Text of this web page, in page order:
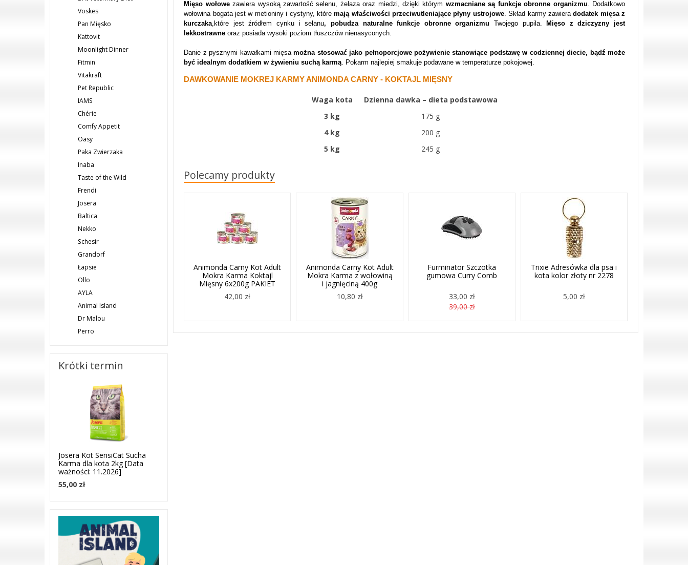
Mięso wołowezawiera wysoką zawartość selenu, żelaza oraz miedzi, dzięki którym wzmacniane są funkcje obronne organizmu. Dodatkowo
wołowina bogata jest w metioniny i cystyny, któremają właściwości przeciwutleniające płyny ustrojowe. Skład karmy zawieradodatek mięsa z
kurczaka,które jest źródłem cynku i selanu, pobudza naturalne funkcje obronne organizmu Twojego pupila.
Mięso z dziczyzny jest
lekkostrawne oraz posiada wysoki poziom tłuszczów nienasyconych.
Danie z pysznymi kawałkami mięsamożna stosować jako pełnoporcjowe pożywienie stanowiące podstawę w codziennej diecie, bądź może
być idealnym dodatkiem w żywieniu suchą karmą. Pokarm najlepiej smakuje podawane w temperaturze pokojowej.
DAWKOWANIE MOKREJ KARMY ANIMONDA CARNY - KOKTAJL MIĘSNY
Waga kota
Dzienna dawka – dieta podstawowa
3 kg
175 g
4 kg
200 g
5 kg
245 g
Polecamy produkty
Animonda Carny Kot Adult
Mokra Karma Koktajl
Mięsny 6x200g PAKIET
42,00 zł
Animonda Carny Kot Adult
Mokra Karma z wołowiną
i jagnięciną 400g
10,80 zł
Furminator Szczotka
gumowa Curry Comb
33,00 zł
39,00 zł
Trixie Adresówka dla psa i
kota kolor złoty nr 2278
5,00 zł
Voskes
Pan Mięsko
Kattovit
Moonlight Dinner
Fitmin
Vitakraft
Pet Republic
IAMS
Chérie
Comfy Appetit
Oasy
Paka Zwierzaka
Inaba
Taste of the Wild
Frendi
Josera
Baltica
Nekko
Schesir
Grandorf
Łapsie
Ollo
AYLA
Animal Island
Dr Malou
Perro
Krótki termin
Josera Kot SensiCat Sucha
Karma dla kota 2kg [Data
ważności: 11.2026]
55,00 zł